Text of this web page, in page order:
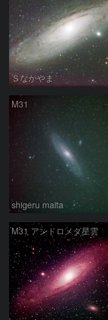
Ｓなかやま
M31
shigeru maita